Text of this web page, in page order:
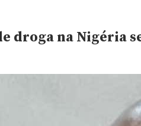
droga na Nigéria